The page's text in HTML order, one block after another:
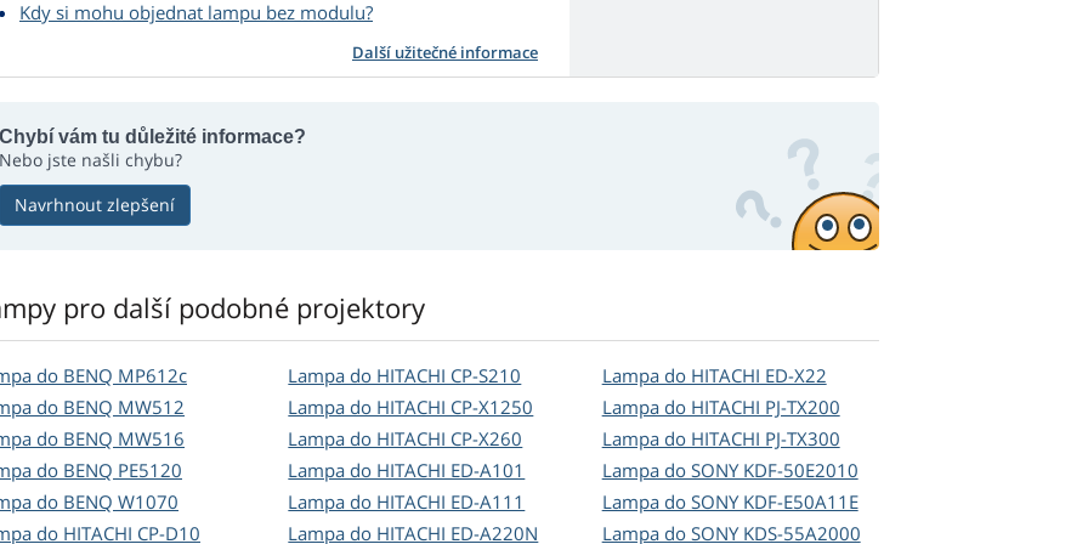
Kdy si mohu objednat lampu bez modulu?
Další užitečné informace
Chybí vám tu důležité informace?
Nebo jste našli chybu?
Navrhnout zlepšení
pro další podobné projektory
do BENQ MP612c
do BENQ MW512
do BENQ MW516
do BENQ PE5120
do BENQ W1070
do HITACHI CP-D10
Lampa do HITACHI CP-S210
Lampa do HITACHI CP-X1250
Lampa do HITACHI CP-X260
Lampa do HITACHI ED-A101
Lampa do HITACHI ED-A111
Lampa do HITACHI ED-A220N
Lampa do HITACHI ED-X22
Lampa do HITACHI PJ-TX200
Lampa do HITACHI PJ-TX300
Lampa do SONY KDF-50E2010
Lampa do SONY KDF-E50A11E
Lampa do SONY KDS-55A2000